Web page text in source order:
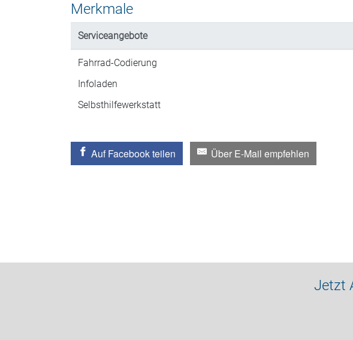
Merkmale
Serviceangebote
Fahrrad-Codierung
Infoladen
Selbsthilfewerkstatt
Auf Facebook teilen Über E-Mail empfehlen
Jetzt